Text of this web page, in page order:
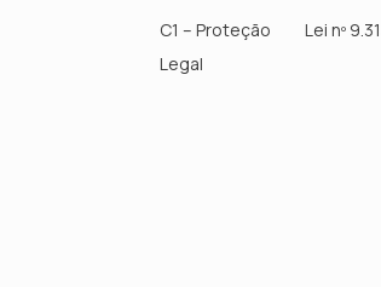
C1 – Proteção
Legal
Lei nº